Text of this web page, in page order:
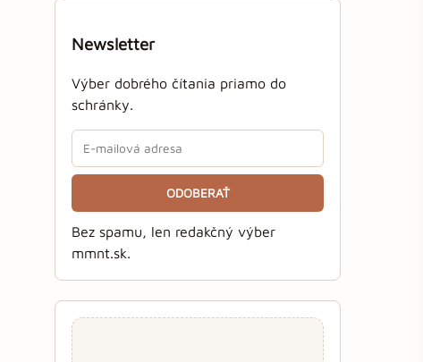
Newsletter
Výber dobrého čítania priamo do
schránky.
ODOBERAŤ
Bez spamu, len redakčný výber
mmnt.sk.